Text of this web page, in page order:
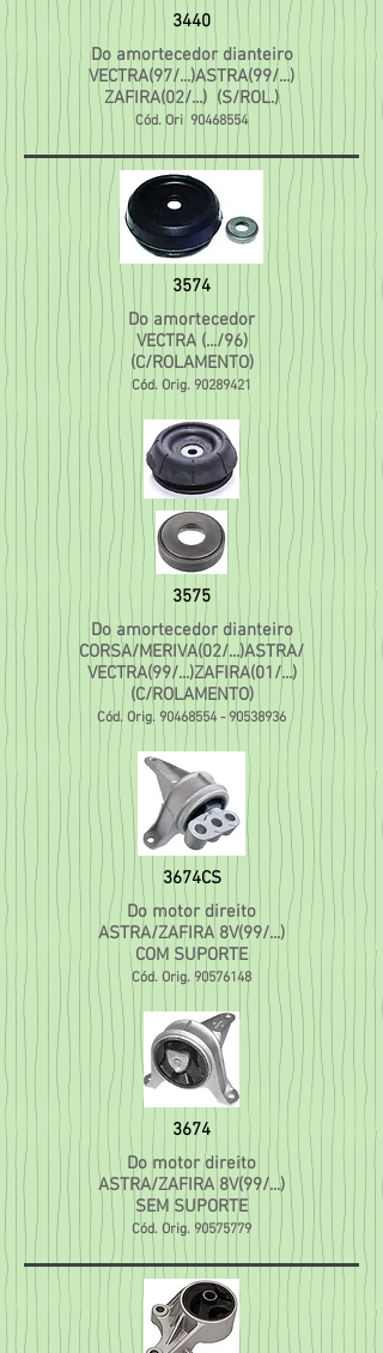
3440
Do amortecedor dianteiro
VECTRA(97/...)ASTRA(99/...)
ZAFIRA(02/...) (S/ROL.)
Cód. Ori 90468554
3574
Do amortecedor
VECTRA (.../96)
(C/ROLAMENTO)
Cód. Orig. 90289421
3575
Do amortecedor dianteiro
CORSA/MERIVA(02/...)ASTRA/
VECTRA(99/...)ZAFIRA(01/...)
(C/ROLAMENTO)
Cód. Orig. 90468554 - 90538936
3674CS
Do motor direito
ASTRA/ZAFIRA 8V(99/...)
COM SUPORTE
Cód. Orig. 90576148
3674
Do motor direito
ASTRA/ZAFIRA 8V(99/...)
SEM SUPORTE
Cód. Orig. 90575779